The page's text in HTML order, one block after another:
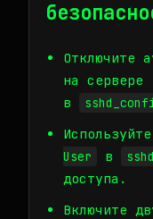
Отключите
на сервере
в
Используйте
User
в
доступа.
Включите